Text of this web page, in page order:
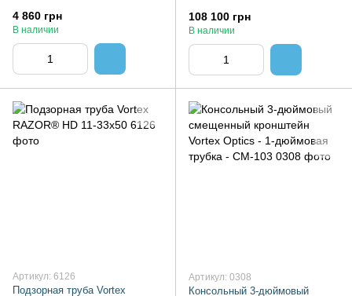
4 860 грн
В наличии
108 100 грн
В наличии
Артикул: 6126
Подзорная труба Vortex
Артикул: 0308
Консольный 3-дюймовый